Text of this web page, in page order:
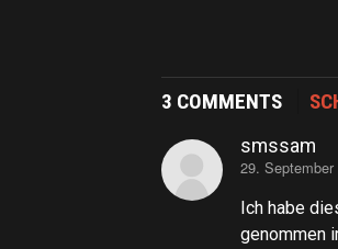
3 COMMENTS
smssam
sagt:
29.
Ich habe
genommen